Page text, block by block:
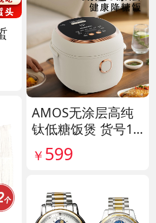
AMOS无涂层高纯
钛低糖饭煲 货号14
1641
￥ 599